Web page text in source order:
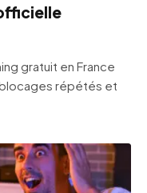
gratuit en France
blocages répétés et